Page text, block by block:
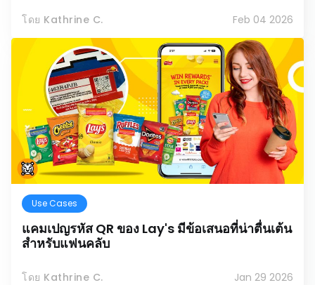
โดย Kathrine C. Feb 04 2026
Use Cases
แคมเปญรหัส QR ของ Lay's มีข้อเสนอที่น่าตื่นเต้น
สำหรับแฟนคลับ
โดย Kathrine C. Jan 29 2026